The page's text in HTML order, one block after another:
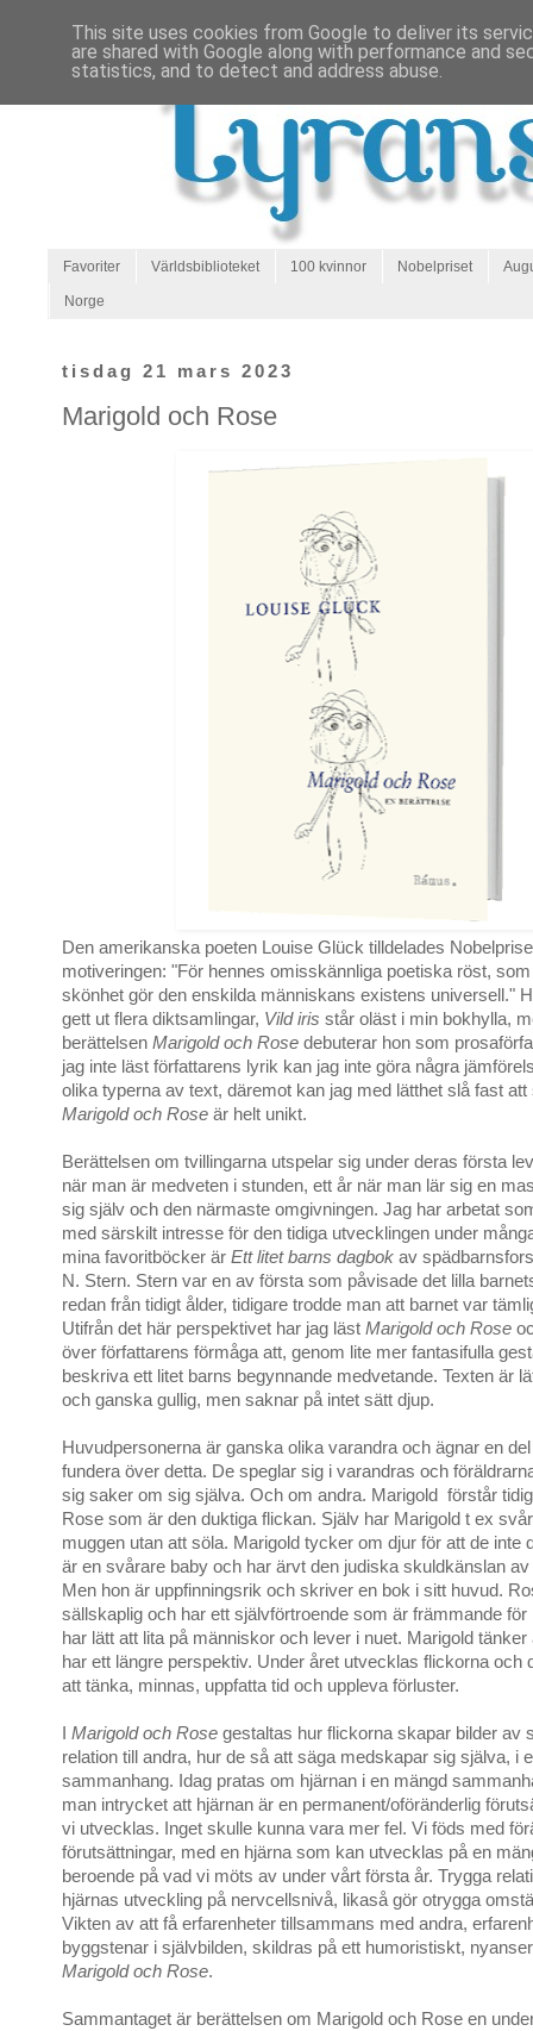
Favoriter Världsbiblioteket 100 kvinnor Nobelpriset
Norge
tisdag 21 mars 2023
Marigold och Rose
Den amerikanska poeten Louise Glück tilldelades
motiveringen: "För hennes omisskännliga poetiska röst,
skönhet gör den enskilda människans existens universell."
gett ut flera diktsamlingar, Vild iris står oläst i min bokhylla,
berättelsen Marigold och Rose debuterar hon som
jag inte läst författarens lyrik kan jag inte göra några
olika typerna av text, däremot kan jag med lätthet slå fast att
Marigold och Rose är helt unikt.
Berättelsen om tvillingarna utspelar sig under deras första
när man är medveten i stunden, ett år när man lär sig en
sig själv och den närmaste omgivningen. Jag har arbetat
med särskilt intresse för den tidiga utvecklingen under
mina favoritböcker är Ett litet barns dagbok av
N. Stern. Stern var en av första som påvisade det lilla
redan från tidigt ålder, tidigare trodde man att barnet var
Utifrån det här perspektivet har jag läst Marigold och Rose
över författarens förmåga att, genom lite mer fantasifulla
beskriva ett litet barns begynnande medvetande. Texten är
och ganska gullig, men saknar på intet sätt djup.
Huvudpersonerna är ganska olika varandra och ägnar en
fundera över detta. De speglar sig i varandras och
sig saker om sig själva. Och om andra. Marigold förstår
Rose som är den duktiga flickan. Själv har Marigold t ex
muggen utan att söla. Marigold tycker om djur för att de inte
är en svårare baby och har ärvt den judiska skuldkänslan av
Men hon är uppfinningsrik och skriver en bok i sitt huvud.
sällskaplig och har ett självförtroende som är främmande för
har lätt att lita på människor och lever i nuet. Marigold tänker
har ett längre perspektiv. Under året utvecklas flickorna och
att tänka, minnas, uppfatta tid och uppleva förluster.
Marigold och Rose gestaltas hur flickorna skapar bilder av
relation till andra, hur de så att säga medskapar sig själva, i
sammanhang. Idag pratas om hjärnan i en mängd
man intrycket att hjärnan är en permanent/oföränderlig
vi utvecklas. Inget skulle kunna vara mer fel. Vi föds med
förutsättningar, med en hjärna som kan utvecklas på en
beroende på vad vi möts av under vårt första år. Trygga
hjärnas utveckling på nervcellsnivå, likaså gör otrygga
Vikten av att få erfarenheter tillsammans med andra,
byggstenar i självbilden, skildras på ett humoristiskt,
Marigold och Rose.
Sammantaget är berättelsen om Marigold och Rose en
This site uses cookies from Google to deliver its
are shared with Google along with performance and
statistics, and to detect and address abuse.